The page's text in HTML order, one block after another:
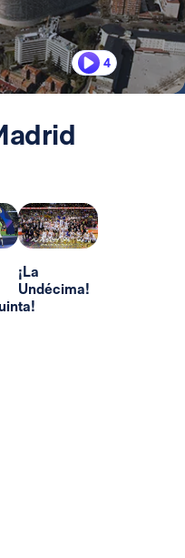
4
¡La
Undécima!